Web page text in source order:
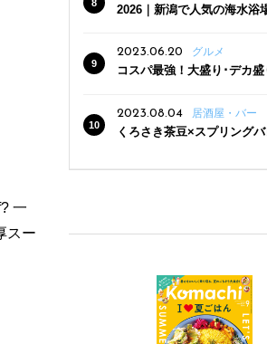
一
スー
2026｜新潟で人気の海水浴
2023.06.20
グルメ
コスパ最強！大盛り･デカ盛
2023.08.04
居酒屋・バー
くろさき茶豆×スプリング